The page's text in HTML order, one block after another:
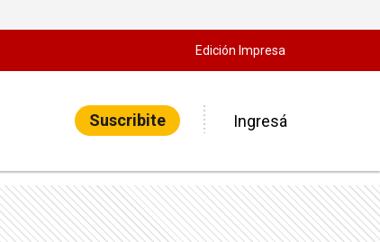
Edición Impresa
Suscribite Ingresá